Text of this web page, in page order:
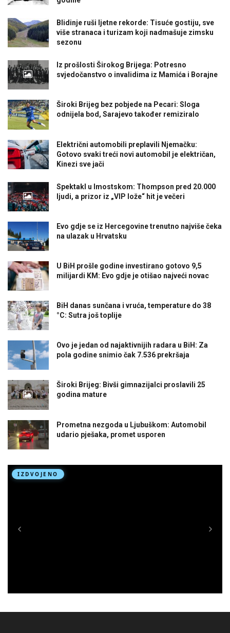
Blidinje ruši ljetne rekorde: Tisuće gostiju, sve
više stranaca i turizam koji nadmašuje zimsku
sezonu
Iz prošlosti Širokog Brijega: Potresno
svjedočanstvo o invalidima iz Mamića i Borajne
Široki Brijeg bez pobjede na Pecari: Sloga
odnijela bod, Sarajevo također remiziralo
Električni automobili preplavili Njemačku:
Gotovo svaki treći novi automobil je električan,
Kinezi sve jači
Spektakl u Imostskom: Thompson pred 20.000
ljudi, a prizor iz „VIP lože“ hit je večeri
Evo gdje se iz Hercegovine trenutno najviše čeka
na ulazak u Hrvatsku
U BiH prošle godine investirano gotovo 9,5
milijardi KM: Evo gdje je otišao najveći novac
BiH danas sunčana i vruća, temperature do 38
°C: Sutra još toplije
Ovo je jedan od najaktivnijih radara u BiH: Za
pola godine snimio čak 7.536 prekršaja
Široki Brijeg: Bivši gimnazijalci proslavili 25
godina mature
Prometna nezgoda u Ljubuškom: Automobil
udario pješaka, promet usporen